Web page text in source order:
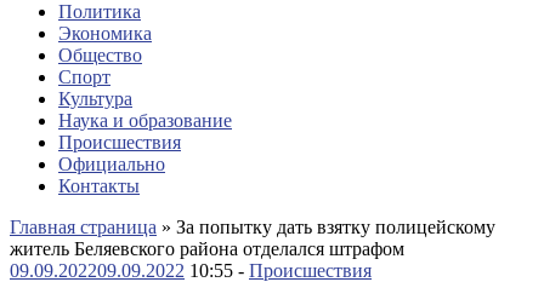
Политика
Экономика
Общество
Спорт
Культура
Наука и образование
Происшествия
Официально
Контакты
Главная страница » За попытку дать взятку полицейскому
житель Беляевского района отделался штрафом
09.09.202209.09.2022 10:55 - Происшествия